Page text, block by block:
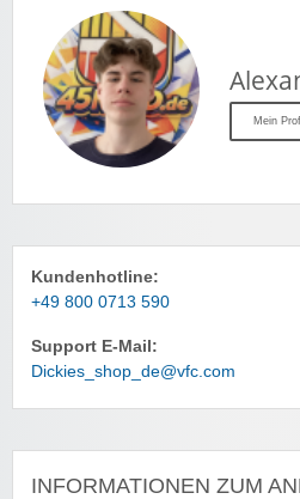
Mein
Kundenhotline:
+49 800 0713 590
Support E-Mail:
Dickies_shop_de@vfc.com
INFORMATIONEN ZUM